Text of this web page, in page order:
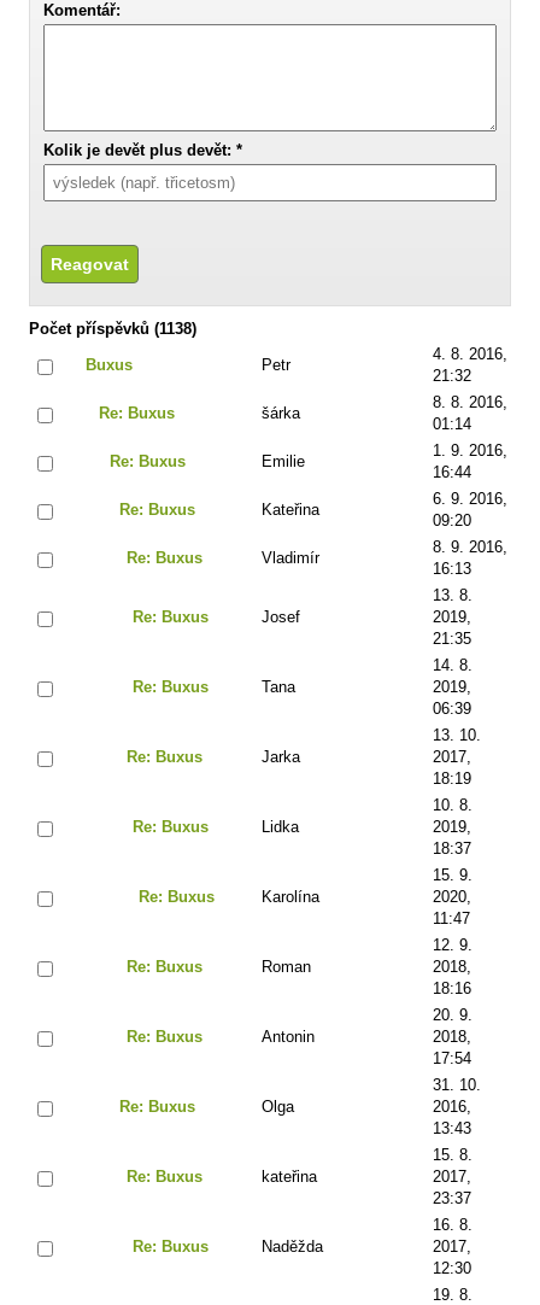
Komentář:
Kolik je devět plus devět: *
Počet příspěvků (1138)
Buxus
Petr
4. 8. 2016,
21:32
Re: Buxus šárka
8. 8. 2016,
01:14
Re: Buxus Emilie
1. 9. 2016,
16:44
Re: Buxus Kateřina
6. 9. 2016,
09:20
Re: Buxus Vladimír
8. 9. 2016,
16:13
Re: Buxus Josef
13. 8.
2019,
21:35
Re: Buxus Tana
14. 8.
2019,
06:39
Re: Buxus Jarka
13. 10.
2017,
18:19
Re: Buxus Lidka
10. 8.
2019,
18:37
Re: Buxus Karolína
15. 9.
2020,
11:47
Re: Buxus Roman
12. 9.
2018,
18:16
Re: Buxus Antonin
20. 9.
2018,
17:54
Re: Buxus Olga
31. 10.
2016,
13:43
Re: Buxus kateřina
15. 8.
2017,
23:37
Re: Buxus Naděžda
16. 8.
2017,
12:30
19. 8.